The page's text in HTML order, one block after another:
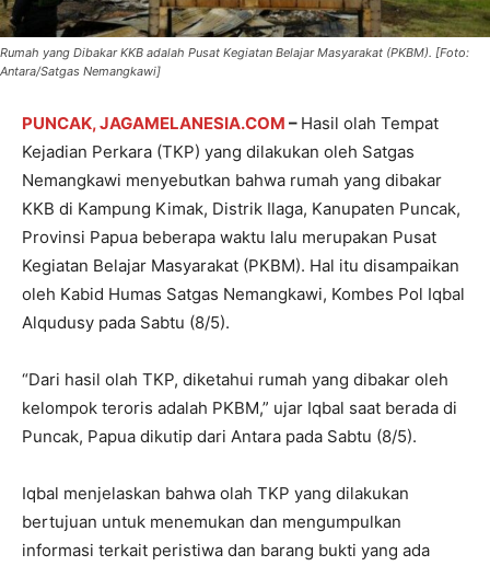
Rumah yang Dibakar KKB adalah Pusat Kegiatan Belajar Masyarakat (PKBM). [Foto:
Antara/Satgas Nemangkawi]
PUNCAK, JAGAMELANESIA.COM – Hasil olah Tempat
Kejadian Perkara (TKP) yang dilakukan oleh Satgas
Nemangkawi menyebutkan bahwa rumah yang dibakar
KKB di Kampung Kimak, Distrik Ilaga, Kanupaten Puncak,
Provinsi Papua beberapa waktu lalu merupakan Pusat
Kegiatan Belajar Masyarakat (PKBM). Hal itu disampaikan
oleh Kabid Humas Satgas Nemangkawi, Kombes Pol Iqbal
Alqudusy pada Sabtu (8/5).
“Dari hasil olah TKP, diketahui rumah yang dibakar oleh
kelompok teroris adalah PKBM,” ujar Iqbal saat berada di
Puncak, Papua dikutip dari Antara pada Sabtu (8/5).
Iqbal menjelaskan bahwa olah TKP yang dilakukan
bertujuan untuk menemukan dan mengumpulkan
informasi terkait peristiwa dan barang bukti yang ada